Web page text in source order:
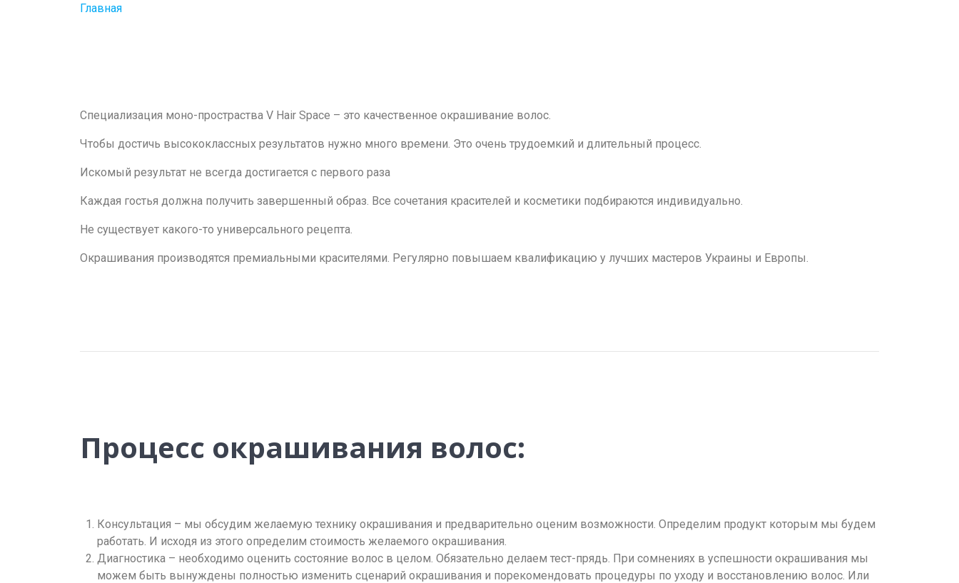
Главная
Специализация моно-простраства V Hair Space – это качественное окрашивание волос.
Чтобы достичь высококлассных результатов нужно много времени. Это очень трудоемкий и длительный процесс.
Искомый результат не всегда достигается с первого раза
Каждая гостья должна получить завершенный образ. Все сочетания красителей и косметики подбираются индивидуально.
Не существует какого-то универсального рецепта.
Окрашивания производятся премиальными красителями. Регулярно повышаем квалификацию у лучших мастеров Украины и Европы.
Процесс окрашивания волос:
Консультация – мы обсудим желаемую технику окрашивания и предварительно оценим возможности. Определим продукт которым мы будем
работать. И исходя из этого определим стоимость желаемого окрашивания.
Диагностика – необходимо оценить состояние волос в целом. Обязательно делаем тест-прядь. При сомнениях в успешности окрашивания мы
можем быть вынуждены полностью изменить сценарий окрашивания и порекомендовать процедуры по уходу и восстановлению волос. Или